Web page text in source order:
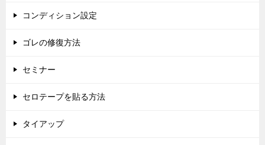
コンディション設定
ゴレの修復方法
セミナー
セロテープを貼る方法
タイアップ